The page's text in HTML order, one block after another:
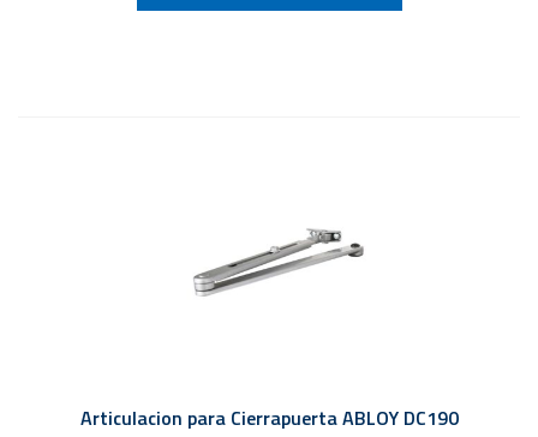
Articulacion para Cierrapuerta ABLOY DC190